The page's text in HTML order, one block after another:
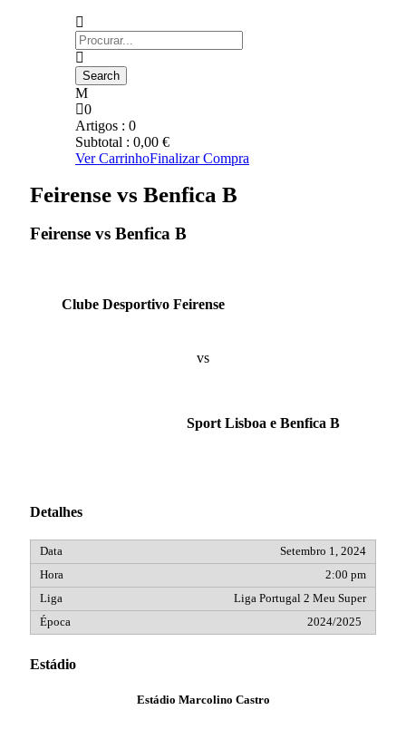
0
Artigos : 0
Subtotal : 0,00 €
Ver CarrinhoFinalizar Compra
Feirense vs Benfica B
Feirense vs Benfica B
Clube Desportivo Feirense
vs
Sport Lisboa e Benfica B
Detalhes
Setembro 1, 2024
2:00 pm
Liga Portugal 2 Meu Super
2024/2025
Estádio
Estádio Marcolino Castro